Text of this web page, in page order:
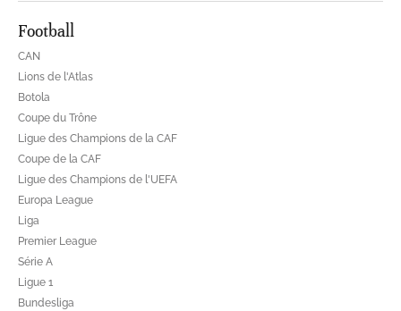
Football
CAN
Lions de l'Atlas
Botola
Coupe du Trône
Ligue des Champions de la CAF
Coupe de la CAF
Ligue des Champions de l'UEFA
Europa League
Liga
Premier League
Série A
Ligue 1
Bundesliga